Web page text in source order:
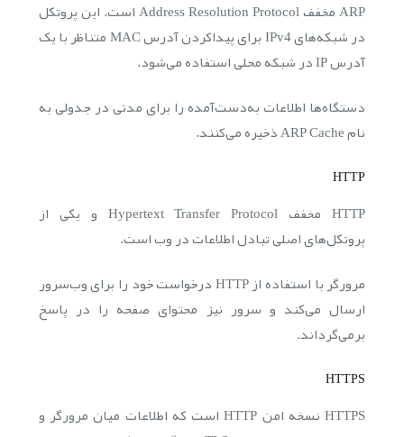
ARP مخفف Address Resolution Protocol است. این پروتکل
در شبکه‌های IPv4 برای پیداکردن آدرس MAC متناظر با یک
آدرس IP در شبکه محلی استفاده می‌شود.
دستگاه‌ها اطلاعات به‌دست‌آمده را برای مدتی در جدولی به
نام ARP Cache ذخیره می‌کنند.
HTTP
HTTP مخفف Hypertext Transfer Protocol و یکی از
پروتکل‌های اصلی تبادل اطلاعات در وب است.
مرورگر با استفاده از HTTP درخواست خود را برای وب‌سرور
ارسال می‌کند و سرور نیز محتوای صفحه را در پاسخ
برمی‌گرداند.
HTTPS
HTTPS نسخه امن HTTP است که اطلاعات میان مرورگر و